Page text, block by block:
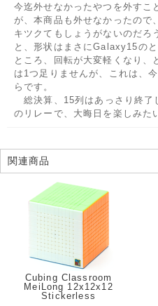
今迄外せなかったやつを外すこ
が、本商品も外せなかったので
キツクてもしょうがないのだろ
と、形状はまさにGalaxy15の
ところ、回転が大変軽くなり
は1つ足りませんが、これは、
らです。
総決算、15列はあっさり終了
のリレーで、大晦日を楽しみた
関連商品
Cubing Classroom
MeiLong 12x12x12
Stickerless